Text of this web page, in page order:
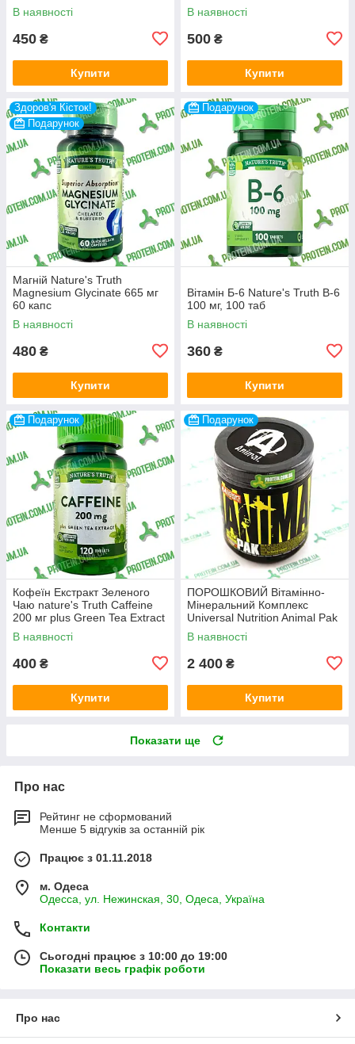
В наявності
450 ₴
Купити
В наявності
500 ₴
Купити
Здоров'я Кісток!
Подарунок
Магній Nature's Truth
Magnesium Glycinate 665 мг
60 капс
В наявності
480 ₴
Купити
Подарунок
Вітамін Б-6 Nature's Truth B-6
100 мг, 100 таб
В наявності
360 ₴
Купити
Подарунок
Кофеїн Екстракт Зеленого
Чаю nature's Truth Caffeine
200 мг plus Green Tea Extract
120 таб
В наявності
400 ₴
Купити
Подарунок
ПОРОШКОВИЙ Вітамінно-
Мінеральний Комплекс
Universal Nutrition Animal Pak
Powder 302 г Cherry Berry
Вишня
В наявності
2 400 ₴
Купити
Показати ще
Про нас
Рейтинг не сформований
Менше 5 відгуків за останній рік
Працює з 01.11.2018
м. Одеса
Одесса, ул. Нежинская, 30, Одеса, Україна
Контакти
Сьогодні працює з 10:00 до 19:00
Показати весь графік роботи
Про нас